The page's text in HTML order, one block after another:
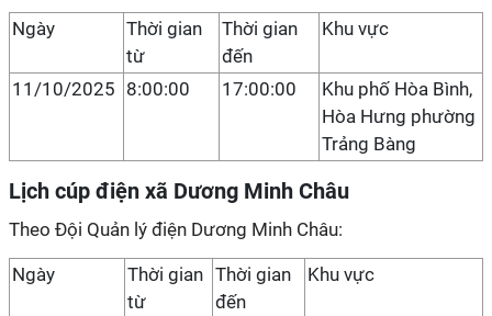
Ngày
Thời gian
từ
Thời gian
đến
Khu vực
11/10/2025 8:00:00 17:00:00
Khu phố Hòa Bình,
Hòa Hưng phường
Trảng Bàng
Lịch cúp điện xã Dương Minh Châu
Theo Đội Quản lý điện Dương Minh Châu:
Ngày
Thời gian
từ
Thời gian
đến
Khu vực